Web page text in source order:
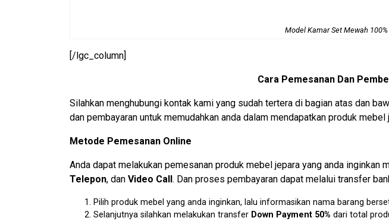
Model Kamar Set Mewah
[/lgc_column]
Cara Pemesanan Dan
Silahkan menghubungi kontak kami yang sudah tertera di bagian atas dan
dan pembayaran untuk memudahkan anda dalam mendapatkan produk mebel
Metode Pemesanan Online
Anda dapat melakukan pemesanan produk mebel jepara yang anda inginkan
Telepon, dan Video Call. Dan proses pembayaran dapat melalui transfer
Pilih produk mebel yang anda inginkan, lalu informasikan nama barang
Selanjutnya silahkan melakukan transfer Down Payment 50% dari total